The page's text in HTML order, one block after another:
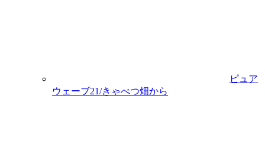
ピュア
ウェーブ21/きゃべつ畑から